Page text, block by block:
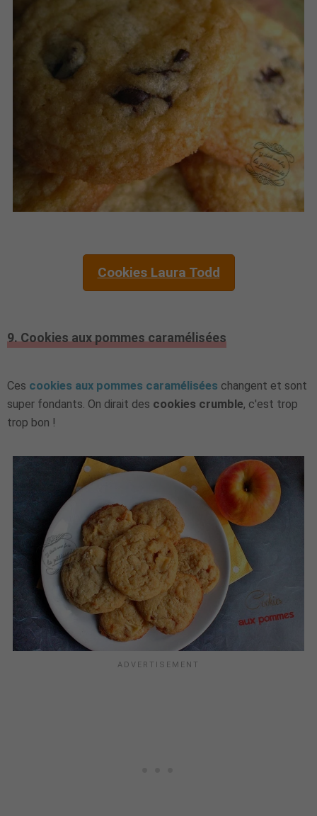
Cookies Laura Todd
9. Cookies aux pommes caramélisées
Ces cookies aux pommes caramélisées changent et sont
super fondants. On dirait des cookies crumble, c'est trop
trop bon !